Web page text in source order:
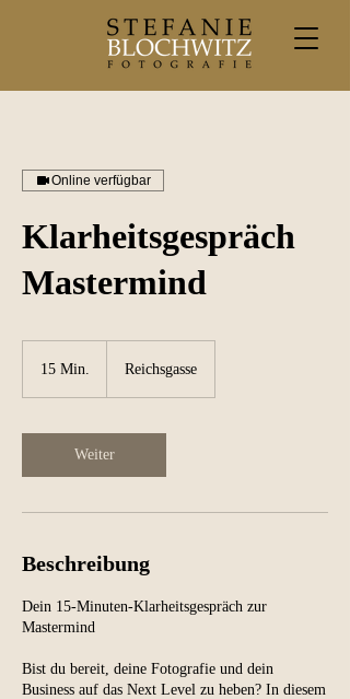
Online verfügbar
Klarheitsgespräch
Mastermind
15 Min.
i
n
.
Reichsgasse
Weiter
Beschreibung
Dein 15-Minuten-Klarheitsgespräch zur
Mastermind
Bist du bereit, deine Fotografie und dein
Business auf das Next Level zu heben? In diesem